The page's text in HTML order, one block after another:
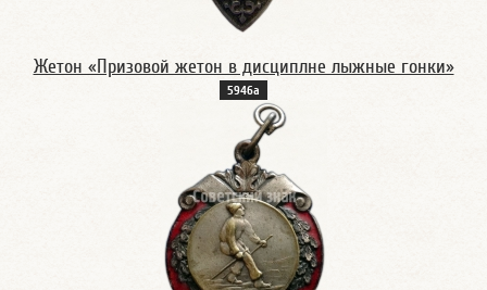
Жетон «Призовой жетон в дисциплне лыжные гонки»
5946а